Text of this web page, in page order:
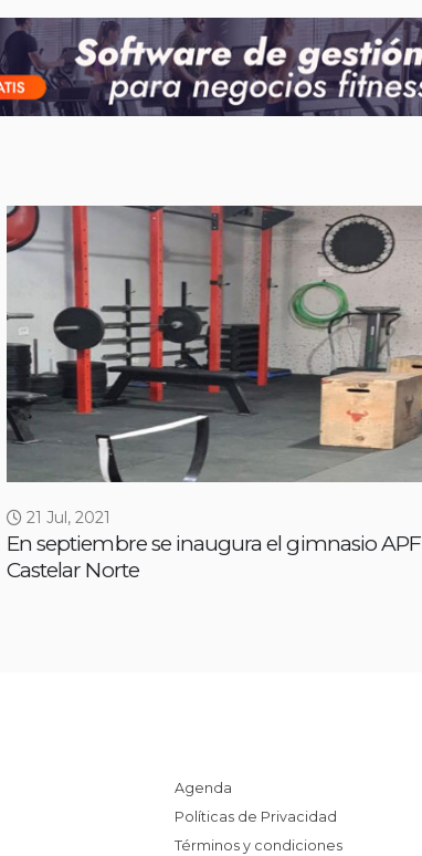
21 Jul, 2021
En septiembre se inaugura el gimnasio
Castelar Norte
Agenda
Políticas de Privacidad
Términos y condiciones